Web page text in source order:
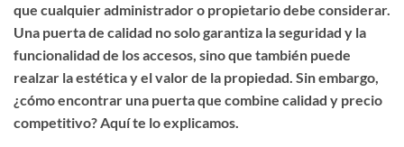
que cualquier administrador o propietario debe considerar.
Una puerta de calidad no solo garantiza la seguridad y la
funcionalidad de los accesos, sino que también puede
realzar la estética y el valor de la propiedad. Sin embargo,
¿cómo encontrar una puerta que combine calidad y precio
competitivo? Aquí te lo explicamos.